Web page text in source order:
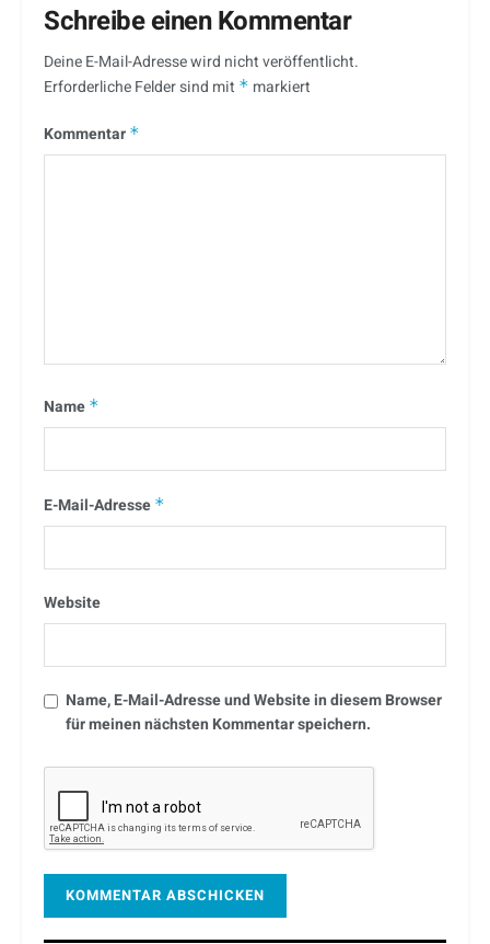
Schreibe einen Kommentar
Deine E-Mail-Adresse wird nicht veröffentlicht.
Erforderliche Felder sind mit * markiert
Kommentar *
Name *
E-Mail-Adresse *
Website
Name, E-Mail-Adresse und Website in diesem Browser
für meinen nächsten Kommentar speichern.